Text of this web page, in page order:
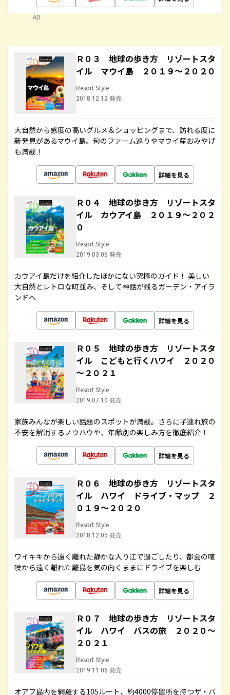
AD
Ｒ０３ 地球の歩き方 リゾートスタ
イル マウイ島 ２０１９～２０２０
Resort Style
2018.12.12 発売
大自然から感度の高いグルメ＆ショッピングまで、訪れる度に
新発見があるマウイ島。旬のファーム巡りやマウイ産おみやげ
も満載！
詳細を見る
Ｒ０４ 地球の歩き方 リゾートスタ
イル カウアイ島 ２０１９～２０２
０
Resort Style
2019.03.06 発売
カウアイ島だけを紹介したほかにない究極のガイド！ 美しい
大自然とレトロな町並み、そして神話が残るガーデン・アイラ
ンドへ
詳細を見る
Ｒ０５ 地球の歩き方 リゾートスタ
イル こどもと行くハワイ ２０２０
～２０２１
Resort Style
2019.07.10 発売
家族みんなが楽しい話題のスポットが満載。さらに子連れ旅の
不安を解消するノウハウや、年齢別の楽しみ方を徹底紹介！
詳細を見る
Ｒ０６ 地球の歩き方 リゾートスタ
イル ハワイ ドライブ・マップ ２
０１９～２０２０
Resort Style
2018.12.05 発売
ワイキキから遠く離れた静かな入り江で過ごしたり、都会の喧
噪から遠く離れた離島を気の向くままにドライブを楽しむ
詳細を見る
Ｒ０７ 地球の歩き方 リゾートスタ
イル ハワイ バスの旅 ２０２０～
２０２１
Resort Style
2019.11.06 発売
オアフ島内を網羅する105ルート、約4000停留所を持つザ・バ